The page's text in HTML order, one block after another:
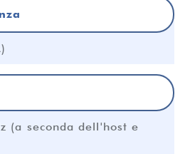
(a seconda dell'host e